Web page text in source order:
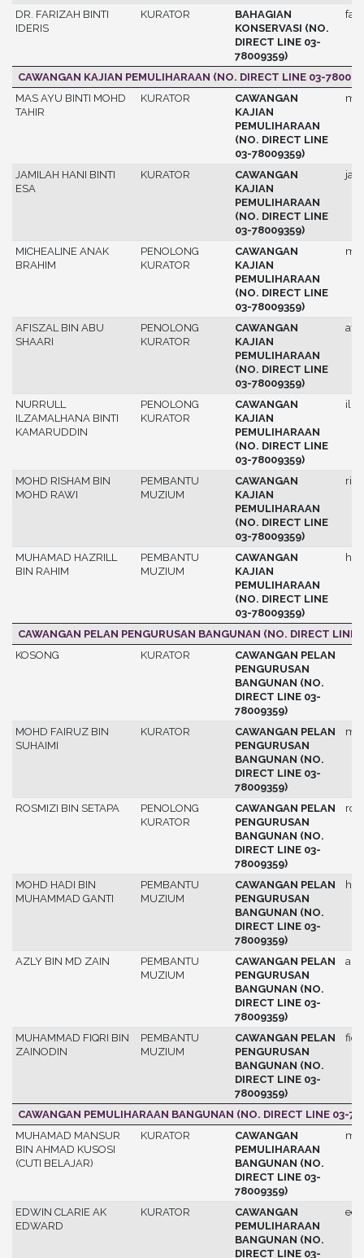
DR. FARIZAH BINTI
IDERIS
KURATOR
BAHAGIAN
KONSERVASI (NO.
DIRECT LINE 03-
78009359)
CAWANGAN KAJIAN PEMULIHARAAN (NO. DIRECT LINE 03-
MAS AYU BINTI MOHD
TAHIR
KURATOR
CAWANGAN
KAJIAN
PEMULIHARAAN
(NO. DIRECT LINE
03-78009359)
JAMILAH HANI BINTI
ESA
KURATOR
CAWANGAN
KAJIAN
PEMULIHARAAN
(NO. DIRECT LINE
03-78009359)
MICHEALINE ANAK
BRAHIM
PENOLONG
KURATOR
CAWANGAN
KAJIAN
PEMULIHARAAN
(NO. DIRECT LINE
03-78009359)
AFISZAL BIN ABU
SHAARI
PENOLONG
KURATOR
CAWANGAN
KAJIAN
PEMULIHARAAN
(NO. DIRECT LINE
03-78009359)
NURRULL
ILZAMALHANA BINTI
KAMARUDDIN
PENOLONG
KURATOR
CAWANGAN
KAJIAN
PEMULIHARAAN
(NO. DIRECT LINE
03-78009359)
MOHD RISHAM BIN
MOHD RAWI
PEMBANTU
MUZIUM
CAWANGAN
KAJIAN
PEMULIHARAAN
(NO. DIRECT LINE
03-78009359)
MUHAMAD HAZRILL
BIN RAHIM
PEMBANTU
MUZIUM
CAWANGAN
KAJIAN
PEMULIHARAAN
(NO. DIRECT LINE
03-78009359)
CAWANGAN PELAN PENGURUSAN BANGUNAN (NO. DIRECT LINE
KOSONG
KURATOR
CAWANGAN PELAN
PENGURUSAN
BANGUNAN (NO.
DIRECT LINE 03-
78009359)
MOHD FAIRUZ BIN
SUHAIMI
KURATOR
CAWANGAN PELAN
PENGURUSAN
BANGUNAN (NO.
DIRECT LINE 03-
78009359)
ROSMIZI BIN SETAPA
PENOLONG
KURATOR
CAWANGAN PELAN
PENGURUSAN
BANGUNAN (NO.
DIRECT LINE 03-
78009359)
MOHD HADI BIN
MUHAMMAD GANTI
PEMBANTU
MUZIUM
CAWANGAN PELAN
PENGURUSAN
BANGUNAN (NO.
DIRECT LINE 03-
78009359)
AZLY BIN MD ZAIN
PEMBANTU
MUZIUM
CAWANGAN PELAN
PENGURUSAN
BANGUNAN (NO.
DIRECT LINE 03-
78009359)
MUHAMMAD FIQRI BIN
ZAINODIN
PEMBANTU
MUZIUM
CAWANGAN PELAN
PENGURUSAN
BANGUNAN (NO.
DIRECT LINE 03-
78009359)
fiqri
CAWANGAN PEMULIHARAAN BANGUNAN (NO. DIRECT LINE 03-
MUHAMAD MANSUR
BIN AHMAD KUSOSI
(CUTI BELAJAR)
KURATOR
CAWANGAN
PEMULIHARAAN
BANGUNAN (NO.
DIRECT LINE 03-
78009359)
EDWIN CLARIE AK
EDWARD
KURATOR
CAWANGAN
PEMULIHARAAN
BANGUNAN (NO.
DIRECT LINE 03-